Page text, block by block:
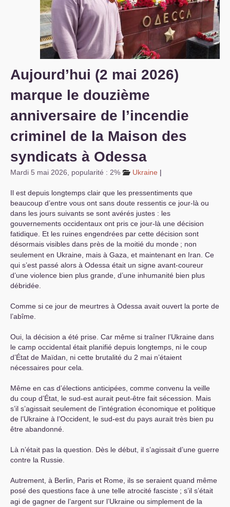
Aujourd’hui (2 mai 2026)
marque le douzième
anniversaire de l’incendie
criminel de la Maison des
syndicats à Odessa
Mardi 5 mai 2026 popularité : 2% Ukraine |
Il est depuis longtemps clair que les pressentiments que
beaucoup d’entre vous ont sans doute ressentis ce jour-là ou
dans les jours suivants se sont avérés justes : les
gouvernements occidentaux ont pris ce jour-là une décision
fatidique. Et les ruines engendrées par cette décision sont
désormais visibles dans près de la moitié du monde ; non
seulement en Ukraine, mais à Gaza, et maintenant en Iran. Ce
qui s’est passé alors à Odessa était un signe avant-coureur
d’une violence bien plus grande, d’une inhumanité bien plus
débridée.
Comme si ce jour de meurtres à Odessa avait ouvert la porte de
l’abîme.
Oui, la décision a été prise. Car même si traîner l’Ukraine dans
le camp occidental était planifié depuis longtemps, ni le coup
d’État de Maïdan, ni cette brutalité du 2 mai n’étaient
nécessaires pour cela.
Même en cas d’élections anticipées, comme convenu la veille
du coup d’État, le sud-est aurait peut-être fait sécession. Mais
s’il s’agissait seulement de l’intégration économique et politique
de l’Ukraine à l’Occident, le sud-est du pays aurait très bien pu
être abandonné.
Là n’était pas la question. Dès le début, il s’agissait d’une guerre
contre la Russie.
Autrement, à Berlin, Paris et Rome, ils se seraient quand même
posé des questions face à une telle atrocité fasciste ; s’il s’était
agi de gagner de l’argent sur l’Ukraine ou simplement de la